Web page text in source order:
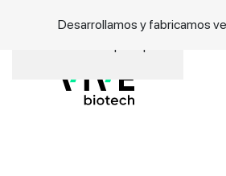
Desarrollamos y fabricamos